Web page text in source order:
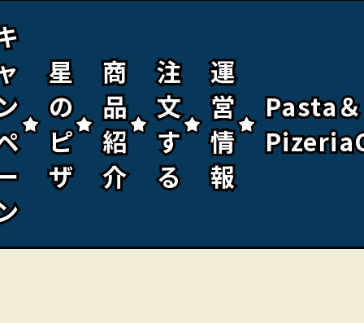
星
の
ピ
ザ
星
の
ピ
ザ
商
品
紹
介
商
品
紹
介
注
文
す
る
注
文
す
る
運
営
情
報
運
営
情
報
Pasta＆
Pasta＆